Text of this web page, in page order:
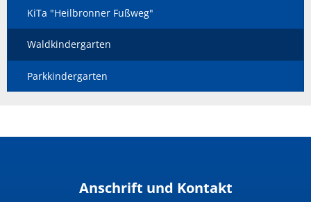
KiTa "Heilbronner Fußweg"
Waldkindergarten
Parkkindergarten
Anschrift und Kontakt